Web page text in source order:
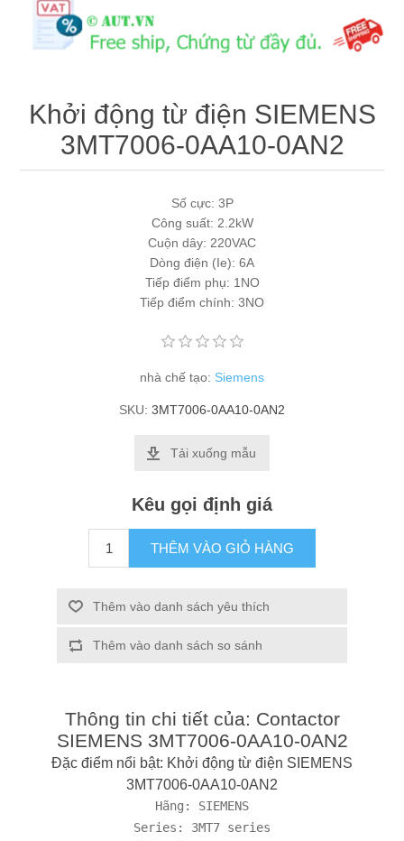
Máy tính công nghiệp
Động cơ servo 2 phase
Quạt thông gió
Phụ Kiện Schneider
Phụ Kiện Siemens
Khởi động từ điện SIEMENS
3MT7006-0AA10-0AN2
Số cực: 3P
Công suất: 2.2kW
Cuộn dây: 220VAC
Dòng điện (Ie): 6A
Tiếp điểm phụ: 1NO
Tiếp điểm chính: 3NO
nhà chế tạo: Siemens
SKU: 3MT7006-0AA10-0AN2
Tải xuống mẫu
Kêu gọi định giá
THÊM VÀO GIỎ HÀNG
Thêm vào danh sách yêu thích
Thêm vào danh sách so sánh
Thông tin chi tiết của: Contactor
SIEMENS 3MT7006-0AA10-0AN2
Đặc điểm nổi bật: Khởi động từ điện SIEMENS
3MT7006-0AA10-0AN2
Hãng: SIEMENS
Series: 3MT7 series